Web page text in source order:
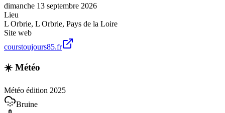
dimanche 13 septembre 2026
Lieu
L Orbrie, L Orbrie, Pays de la Loire
Site web
courstoujours85.fr
☀️ Météo
Météo édition 2025
Bruine